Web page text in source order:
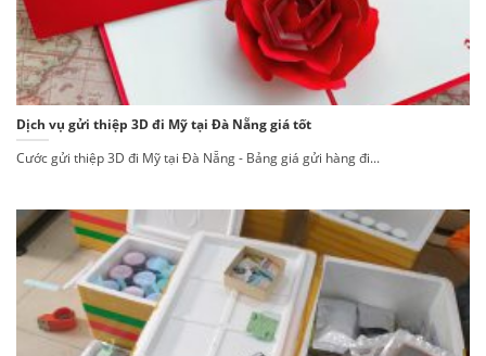
Dịch vụ gửi thiệp 3D đi Mỹ tại Đà Nẵng giá tốt
Cước gửi thiệp 3D đi Mỹ tại Đà Nẵng - Bảng giá gửi hàng đi...